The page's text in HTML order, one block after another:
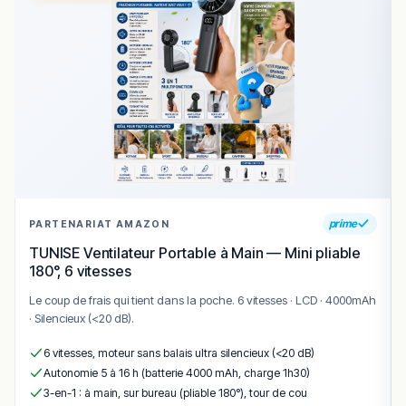
🍽️ Carte & plats emblématiques
– brunch copieux du week-end avec œufs,
jus, viennoiseries et options bio.
– panini grillé avec garnitures variées pour
un déjeuner rapide.
– salades fraîches et colorées, souvent
avec quinoa et légumes.
accompagnement.
burger– burger simple et généreux souvent cité
par les visiteurs.
Conclusion
Bouneweger Stuff est uneadresse conviviale
incontournable à Luxembourg (Ville)pour ceux qui
apprécient une ambiance de café-bar détendue, un
PARTENARIAT AMAZON prime
TUNISE Ventilateur Portable à Main — Mini pliable
180°, 6 vitesses
Le coup de frais qui tient dans la poche. 6 vitesses · LCD · 4000mAh
· Silencieux (<20 dB).
6 vitesses, moteur sans balais ultra silencieux (<20 dB)
Autonomie 5 à 16 h (batterie 4000 mAh, charge 1h30)
3-en-1 : à main, sur bureau (pliable 180°), tour de cou